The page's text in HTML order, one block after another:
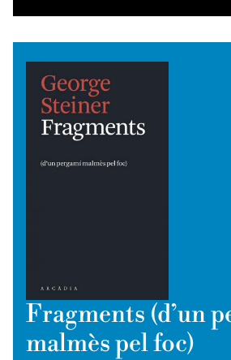
Fragments (d’un
malmès pel foc)